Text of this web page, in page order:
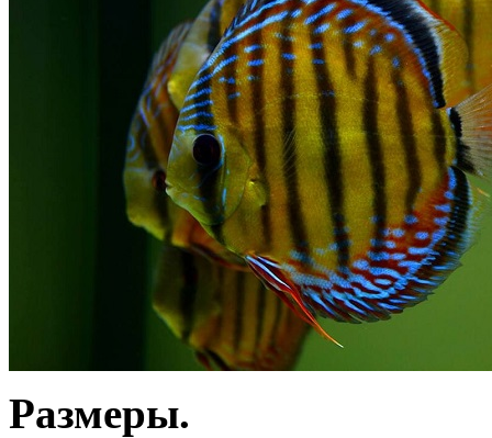
Размеры.